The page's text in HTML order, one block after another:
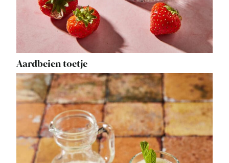
Aardbeien toetje